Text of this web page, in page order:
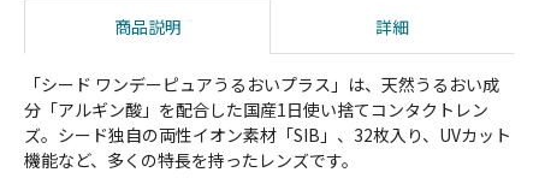
商品説明 詳細
「シード ワンデーピュアうるおいプラス」は、天然うるおい成
分「アルギン酸」を配合した国産1日使い捨てコンタクトレン
ズ。シード独自の両性イオン素材「SIB」、32枚入り、UVカット
機能など、多くの特長を持ったレンズです。